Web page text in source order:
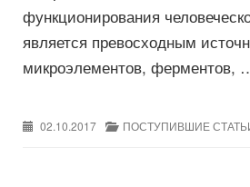
функционирования
является превосходным
микроэлементов, ферментов,
02.10.2017 ПОСТУПИВШИЕ